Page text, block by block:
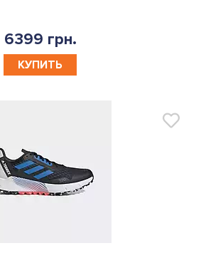
6399 грн.
КУПИТЬ